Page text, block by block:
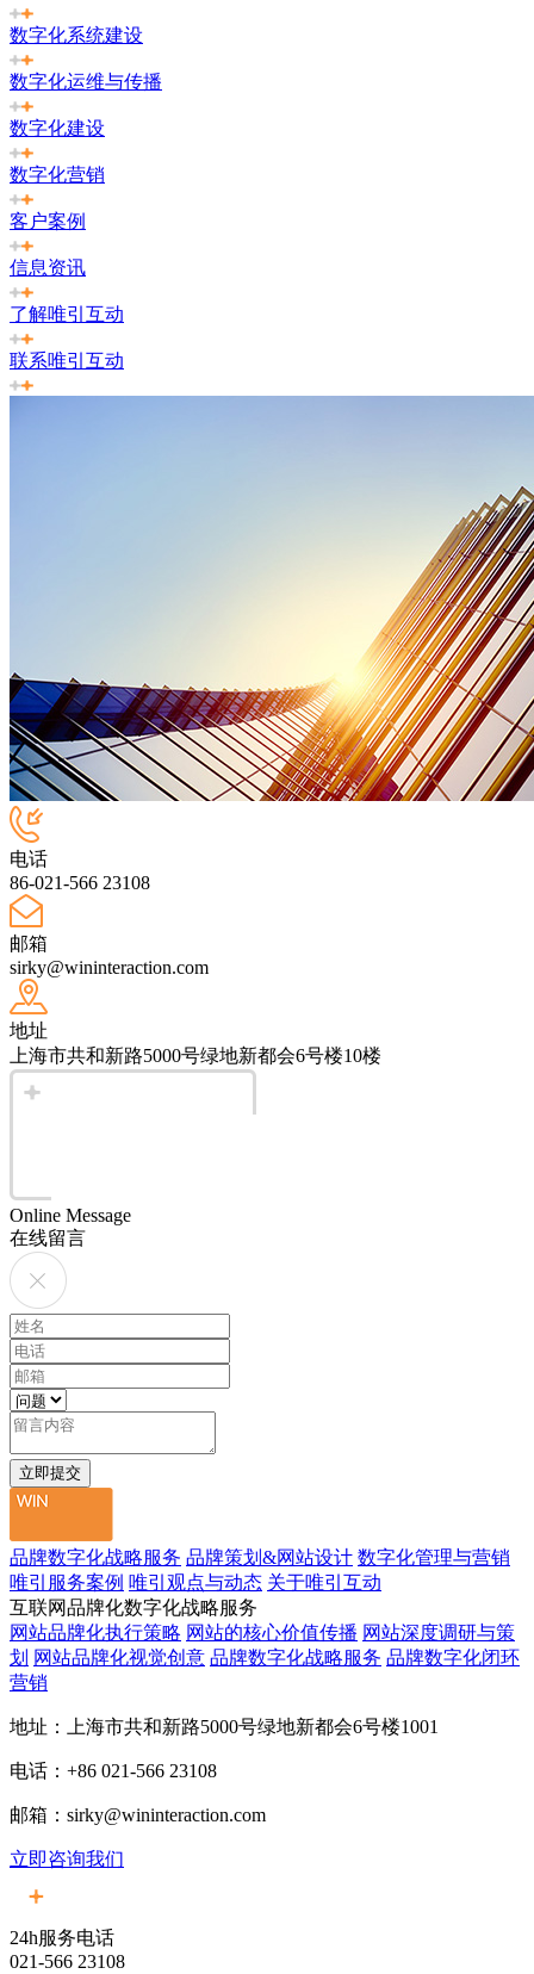
数字化系统建设
数字化运维与传播
数字化建设
数字化营销
客户案例
信息资讯
了解唯引互动
联系唯引互动
电话
86-021-566 23108
邮箱
sirky@wininteraction.com
地址
上海市共和新路5000号绿地新都会6号楼10楼
Online Message
在线留言
品牌数字化战略服务 品牌策划&网站设计 数字化管理与营销
唯引服务案例 唯引观点与动态 关于唯引互动
互联网品牌化数字化战略服务
网站品牌化执行策略 网站的核心价值传播 网站深度调研与策
划 网站品牌化视觉创意 品牌数字化战略服务 品牌数字化闭环
营销
地址：上海市共和新路5000号绿地新都会6号楼1001
电话：+86 021-566 23108
邮箱：sirky@wininteraction.com
立即咨询我们
24h服务电话
021-566 23108